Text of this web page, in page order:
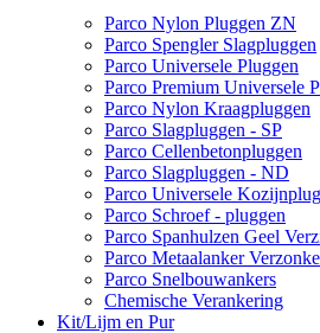
Parco Nylon Pluggen ZN
Parco Spengler Slagpluggen
Parco Universele Pluggen
Parco Premium Universele
Parco Nylon Kraagpluggen
Parco Slagpluggen - SP
Parco Cellenbetonpluggen
Parco Slagpluggen - ND
Parco Universele
Parco Schroef - pluggen
Parco Spanhulzen Geel
Parco Metaalanker
Parco Snelbouwankers
Chemische Verankering
Kit/Lijm en Pur